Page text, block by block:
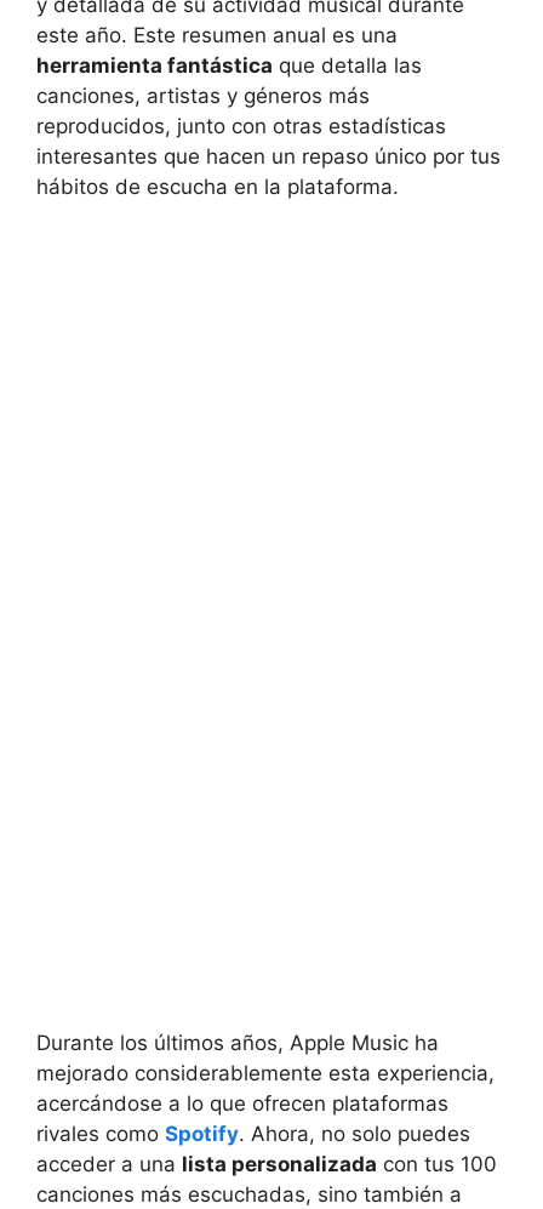
este año. Este resumen anual es una
herramienta fantástica que detalla las
canciones, artistas y géneros más
reproducidos, junto con otras estadísticas
interesantes que hacen un repaso único por tus
hábitos de escucha en la plataforma.
Durante los últimos años, Apple Music ha
mejorado considerablemente esta experiencia,
acercándose a lo que ofrecen plataformas
rivales como Spotify. Ahora, no solo puedes
acceder a una lista personalizada con tus 100
canciones más escuchadas, sino también a